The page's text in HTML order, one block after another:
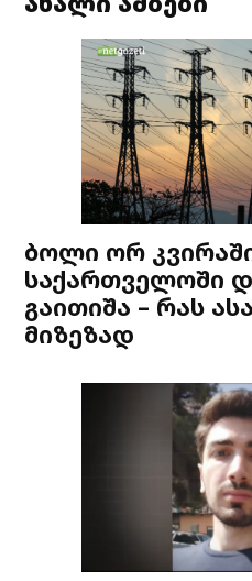
ბოლი ორ
საქართველოში
გაითიშა – რას
მიზეზად